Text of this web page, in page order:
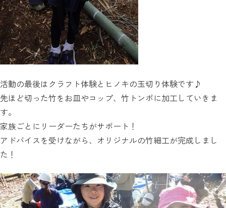
活動の最後はクラフト体験とヒノキの玉切り体験です♪
先ほど切った竹をお皿やコップ、竹トンボに加工していきま
す。
家族ごとにリーダーたちがサポート！
アドバイスを受けながら、オリジナルの竹細工が完成しまし
た！